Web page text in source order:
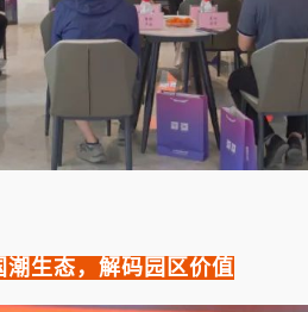
潮生态，解码园区价值